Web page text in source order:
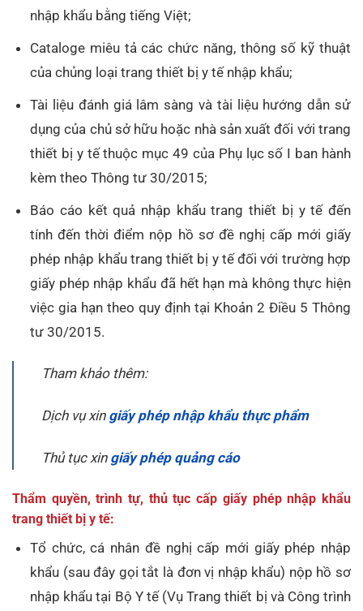
nhập khẩu bằng tiếng Việt;
Cataloge miêu tả các chức năng, thông số kỹ thuật
của chủng loại trang thiết bị y tế nhập khẩu;
Tài liệu đánh giá lâm sàng và tài liệu hướng dẫn sử
dụng của chủ sở hữu hoặc nhà sản xuất đối với trang
thiết bị y tế thuộc mục 49 của Phụ lục số I ban hành
kèm theo Thông tư 30/2015;
Báo cáo kết quả nhập khẩu trang thiết bị y tế đến
tính đến thời điểm nộp hồ sơ đề nghị cấp mới giấy
phép nhập khẩu trang thiết bị y tế đối với trường hợp
giấy phép nhập khẩu đã hết hạn mà không thực hiện
việc gia hạn theo quy định tại Khoản 2 Điều 5 Thông
tư 30/2015.
Tham khảo thêm:
Dịch vụ xin giấy phép nhập khẩu thực phẩm
Thủ tục xin giấy phép quảng cáo
Thẩm quyền, trình tự, thủ tục cấp giấy phép nhập khẩu
trang thiết bị y tế:
Tổ chức, cá nhân đề nghị cấp mới giấy phép nhập
khẩu (sau đây gọi tắt là đơn vị nhập khẩu) nộp hồ sơ
nhập khẩu tại Bộ Y tế (Vụ Trang thiết bị và Công trình